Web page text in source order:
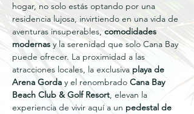
hogar, no solo estás optando por una
residencia lujosa, invirtiendo en una vida de
aventuras insuperables, comodidades
modernas y la serenidad que solo Cana Bay
puede ofrecer. La proximidad a las
atracciones locales, la exclusiva playa de
Arena Gorda y el renombrado Cana Bay
Beach Club & Golf Resort, elevan la
experiencia de vivir aquí a un pedestal de